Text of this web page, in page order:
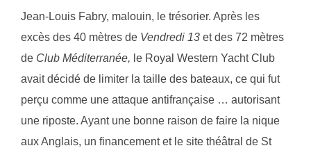
Jean-Louis Fabry, malouin, le trésorier. Après les
excès des 40 mètres de Vendredi 13 et des 72 mètres
de Club Méditerranée, le Royal Western Yacht Club
avait décidé de limiter la taille des bateaux, ce qui fut
perçu comme une attaque antifrançaise … autorisant
une riposte. Ayant une bonne raison de faire la nique
aux Anglais, un financement et le site théâtral de St